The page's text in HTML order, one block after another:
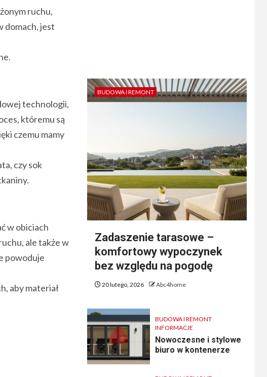
ruchu,
domach, jest
technologii,
któremu są
czemu mamy
czy sok
w obiciach
ale także w
powoduje
aby materiał
BUDOWA I REMONT
Zadaszenie tarasowe –
komfortowy wypoczynek
bez względu na pogodę
20 lutego, 2026 Abc4home
BUDOWA I REMONT
INFORMACJE
Nowoczesne i stylowe
biuro w kontenerze